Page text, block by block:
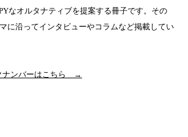
なオルタナティブを提案する冊子です。その
に沿ってインタビューやコラムなど掲載してい
ナンバーはこちら →